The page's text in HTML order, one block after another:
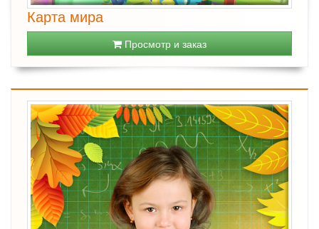
Карта мира
Просмотр и заказ